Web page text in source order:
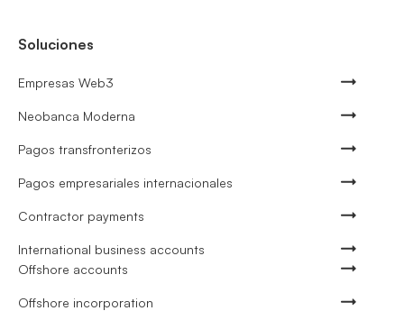
Soluciones
Empresas Web3
Neobanca Moderna
Pagos transfronterizos
Pagos empresariales internacionales
Contractor payments
International business accounts
Offshore accounts
Offshore incorporation